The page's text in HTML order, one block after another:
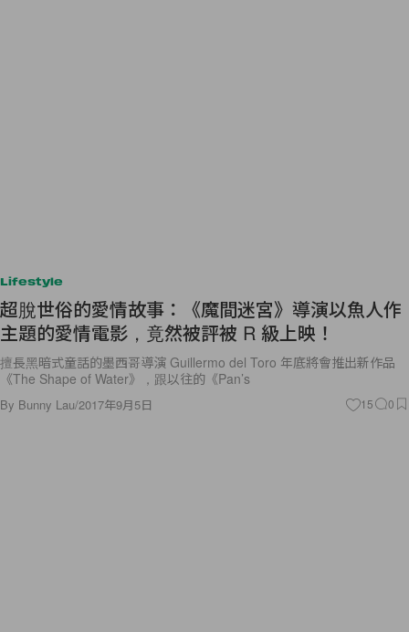
Lifestyle
超脫世俗的愛情故事：《魔間迷宮》導演以魚人作
主題的愛情電影，竟然被評被 R 級上映！
擅長黑暗式童話的墨西哥導演 Guillermo del Toro 年底將會推出新作品
《The Shape of Water》，跟以往的《Pan’s
By Bunny Lau/2017年9月5日 15 0